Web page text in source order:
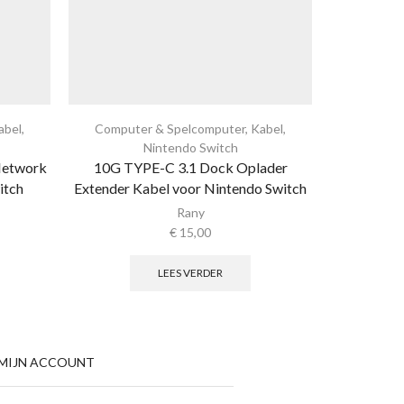
,
Computer & Spelcomputer, Kabel,
Nintendo Switch
10G TYPE-C 3.1 Dock Oplader
Extender Kabel voor Nintendo Switch
Rany
€ 15,00
LEES VERDER
ACCOUNT